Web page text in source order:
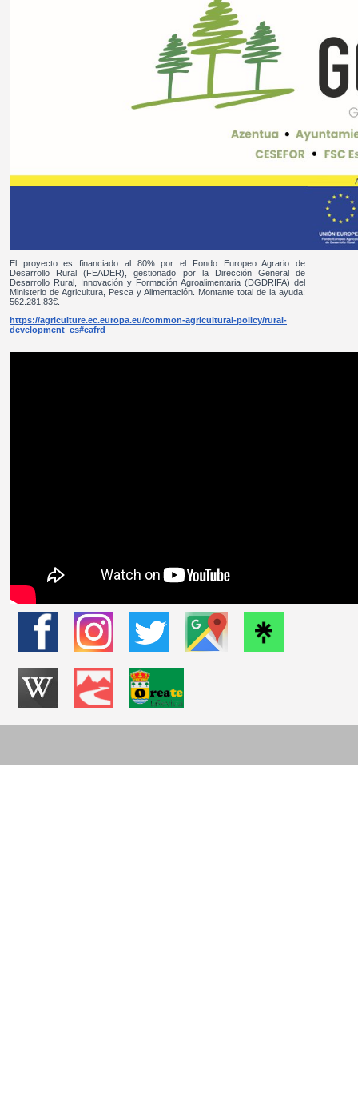
El proyecto es financiado al 80% por el Fondo Europeo Agrario de
Desarrollo Rural (FEADER), gestionado por la Dirección General de
Desarrollo Rural, Innovación y Formación Agroalimentaria (DGDRIFA) del
Ministerio de Agricultura, Pesca y Alimentación. Montante total de la ayuda:
562.281,83€.
https://agriculture.ec.europa.eu/common-agricultural-policy/rural-
development_es#eafrd